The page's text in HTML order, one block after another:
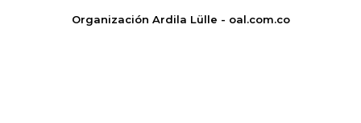
Organización Ardila Lülle - oal.com.co